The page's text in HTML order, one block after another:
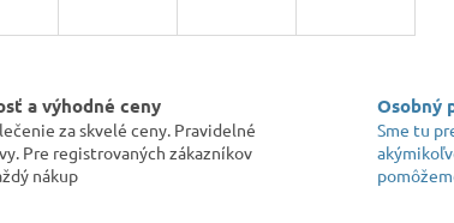
a výhodné ceny
za skvelé ceny. Pravidelné
Pre registrovaných zákazníkov
nákup
Osobný
Sme tu